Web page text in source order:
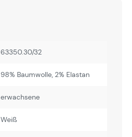
63350.30/32
98% Baumwolle, 2% Elastan
erwachsene
Weiß